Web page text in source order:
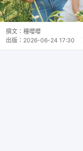
撰文： 種嚶嚶
出版： 2026-06-24 17:30